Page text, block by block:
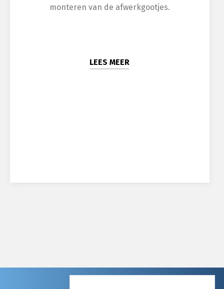
monteren van de afwerkgootjes.
LEES MEER